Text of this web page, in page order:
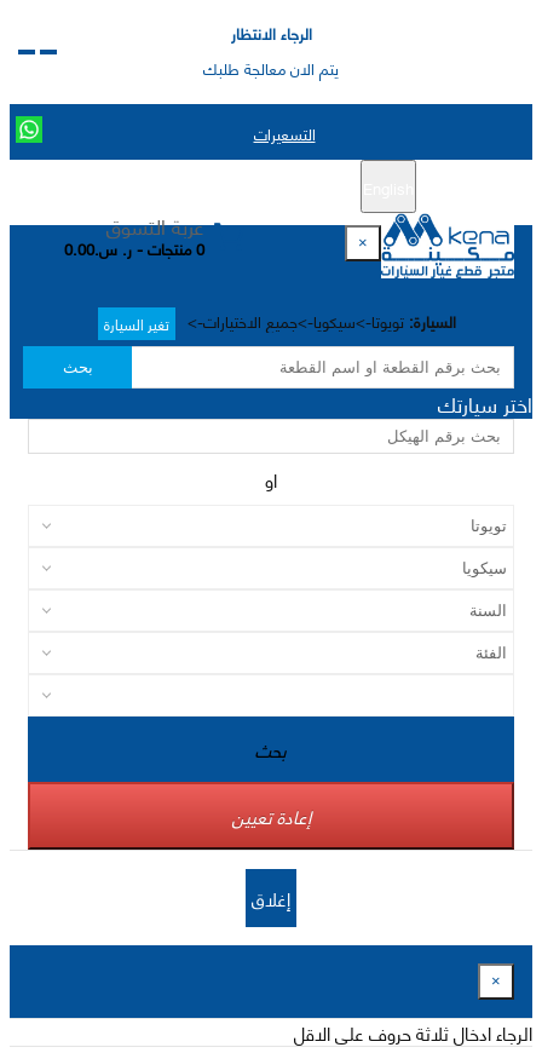
الرجاء الانتظار
يتم الان معالجة طلبك
التسعيرات
عربة التسوق
0 منتجات - ر. س.0.00
السيارة: تويوتا->سيكويا->جميع الاختيارات-> تغير السيارة
بحث
×
اختر سيارتك
او
بحث
إعادة تعيين
إغلاق
×
الرجاء ادخال ثلاثة حروف على الاقل